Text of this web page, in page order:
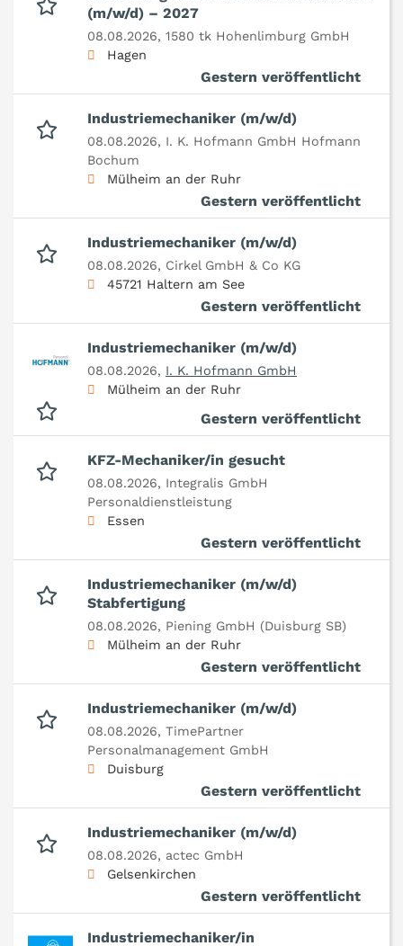
(m/w/d) – 2027
08.08.2026, 1580 tk Hohenlimburg GmbH
Hagen
Gestern veröffentlicht
Industriemechaniker (m/w/d)
08.08.2026, I. K. Hofmann GmbH Hofmann
Bochum
Mülheim an der Ruhr
Gestern veröffentlicht
Industriemechaniker (m/w/d)
08.08.2026, Cirkel GmbH & Co KG
45721 Haltern am See
Gestern veröffentlicht
Industriemechaniker (m/w/d)
08.08.2026, I. K. Hofmann GmbH
Mülheim an der Ruhr
Gestern veröffentlicht
KFZ-Mechaniker/in gesucht
08.08.2026, Integralis GmbH
Personaldienstleistung
Essen
Gestern veröffentlicht
Industriemechaniker (m/w/d)
Stabfertigung
08.08.2026, Piening GmbH (Duisburg SB)
Mülheim an der Ruhr
Gestern veröffentlicht
Industriemechaniker (m/w/d)
08.08.2026, TimePartner
Personalmanagement GmbH
Duisburg
Gestern veröffentlicht
Industriemechaniker (m/w/d)
08.08.2026, actec GmbH
Gelsenkirchen
Gestern veröffentlicht
Industriemechaniker/in